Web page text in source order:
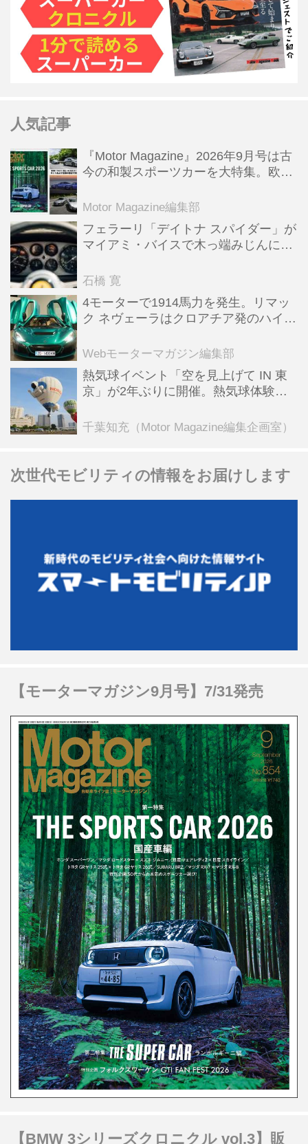
人気記事
『Motor Magazine』2026年9月号は古
今の和製スポーツカーを大特集。欧州
Motor Magazine編集部
フェラーリ「デイトナ スパイダー」が
マイアミ・バイスで木っ端みじんにな
石橋 寛
4モーターで1914馬力を発生。リマッ
ク ネヴェーラはクロアチア発のハイパ
全版／115】
Webモーターマガジン編集部
熱気球イベント「空を見上げて IN 東
京」が2年ぶりに開催。熱気球体験搭
ンテンツも
千葉知充（Motor Magazine編集企画室）
次世代モビリティの情報をお届けします
【モーターマガジン9月号】7/31発売
【BMW 3シリーズクロニクル vol.3】販